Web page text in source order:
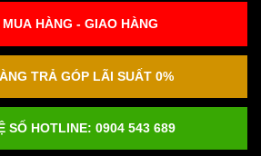
HÀNG - GIAO HÀNG
TRẢ GÓP LÃI SUẤT 0%
SỐ HOTLINE: 0904 543 689